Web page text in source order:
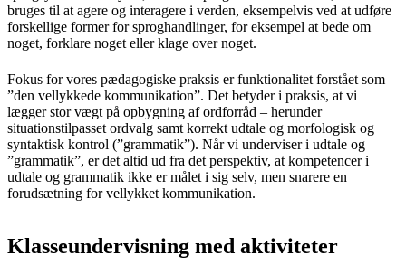
bruges til at agere og interagere i verden, eksempelvis ved at udføre
forskellige former for sproghandlinger, for eksempel at bede om
noget, forklare noget eller klage over noget.
Fokus for vores pædagogiske praksis er funktionalitet forstået som
”den vellykkede kommunikation”. Det betyder i praksis, at vi
lægger stor vægt på opbygning af ordforråd – herunder
situationstilpasset ordvalg samt korrekt udtale og morfologisk og
syntaktisk kontrol (”grammatik”). Når vi underviser i udtale og
”grammatik”, er det altid ud fra det perspektiv, at kompetencer i
udtale og grammatik ikke er målet i sig selv, men snarere en
forudsætning for vellykket kommunikation.
Klasseundervisning med aktiviteter